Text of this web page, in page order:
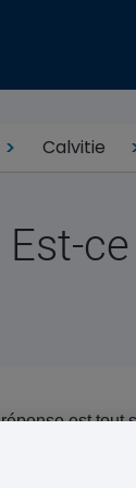
Calvitie
Est-
est tout